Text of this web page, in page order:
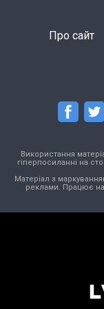
Про сайт
Використання
гіперпосиланні на
Матеріал з
реклами. Працює на